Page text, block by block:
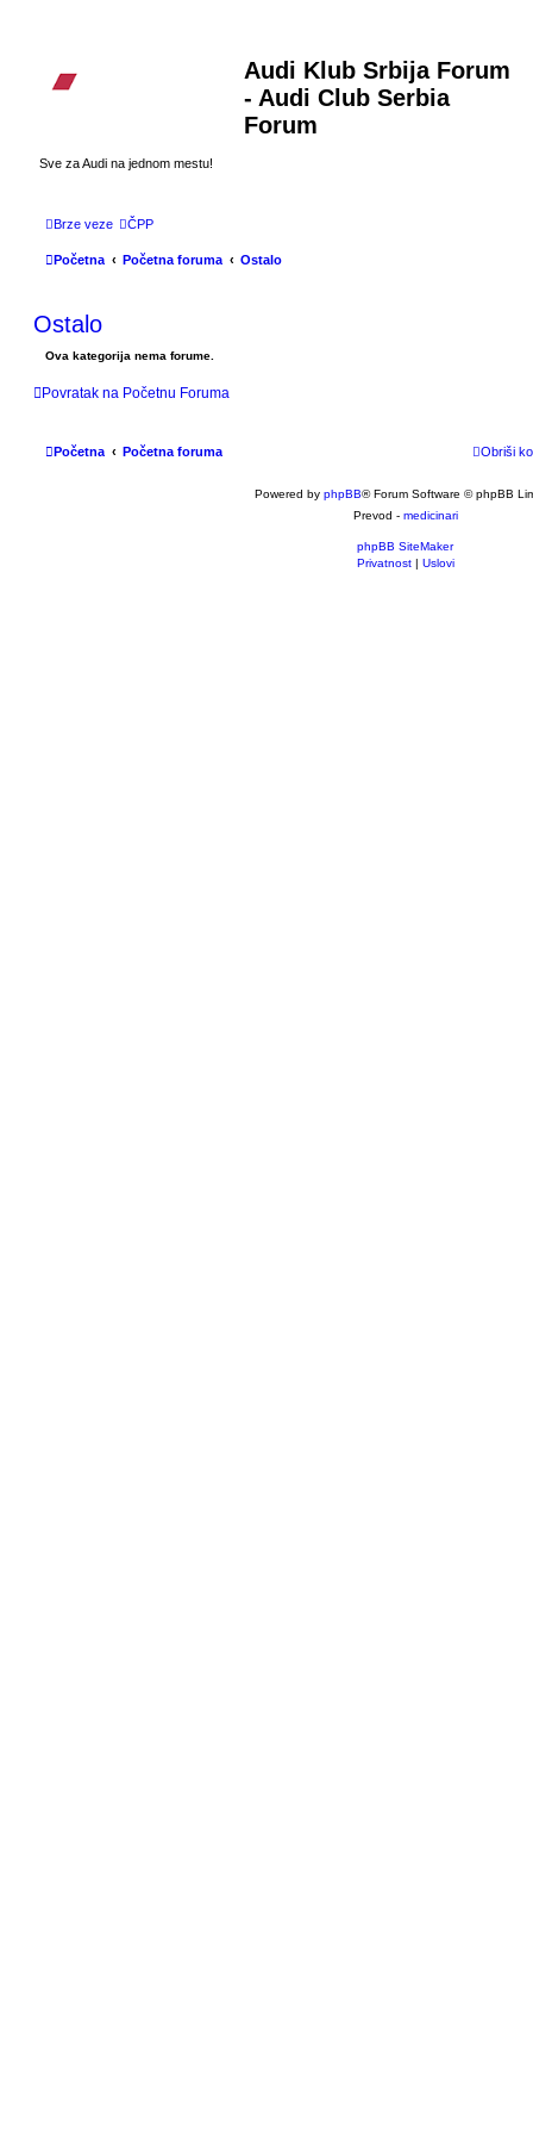
Audi Klub Srbija Forum
- Audi Club Serbia
Forum
Sve za Audi na jednom mestu!
Brze veze ČPP
Početna Početna foruma Ostalo
Ostalo
Ova kategorija nema forume.
Povratak na Početnu Foruma
Početna Početna foruma Obriši
Powered by phpBB® Forum Software © phpBB
Prevod - medicinari
phpBB SiteMaker
Privatnost| Uslovi